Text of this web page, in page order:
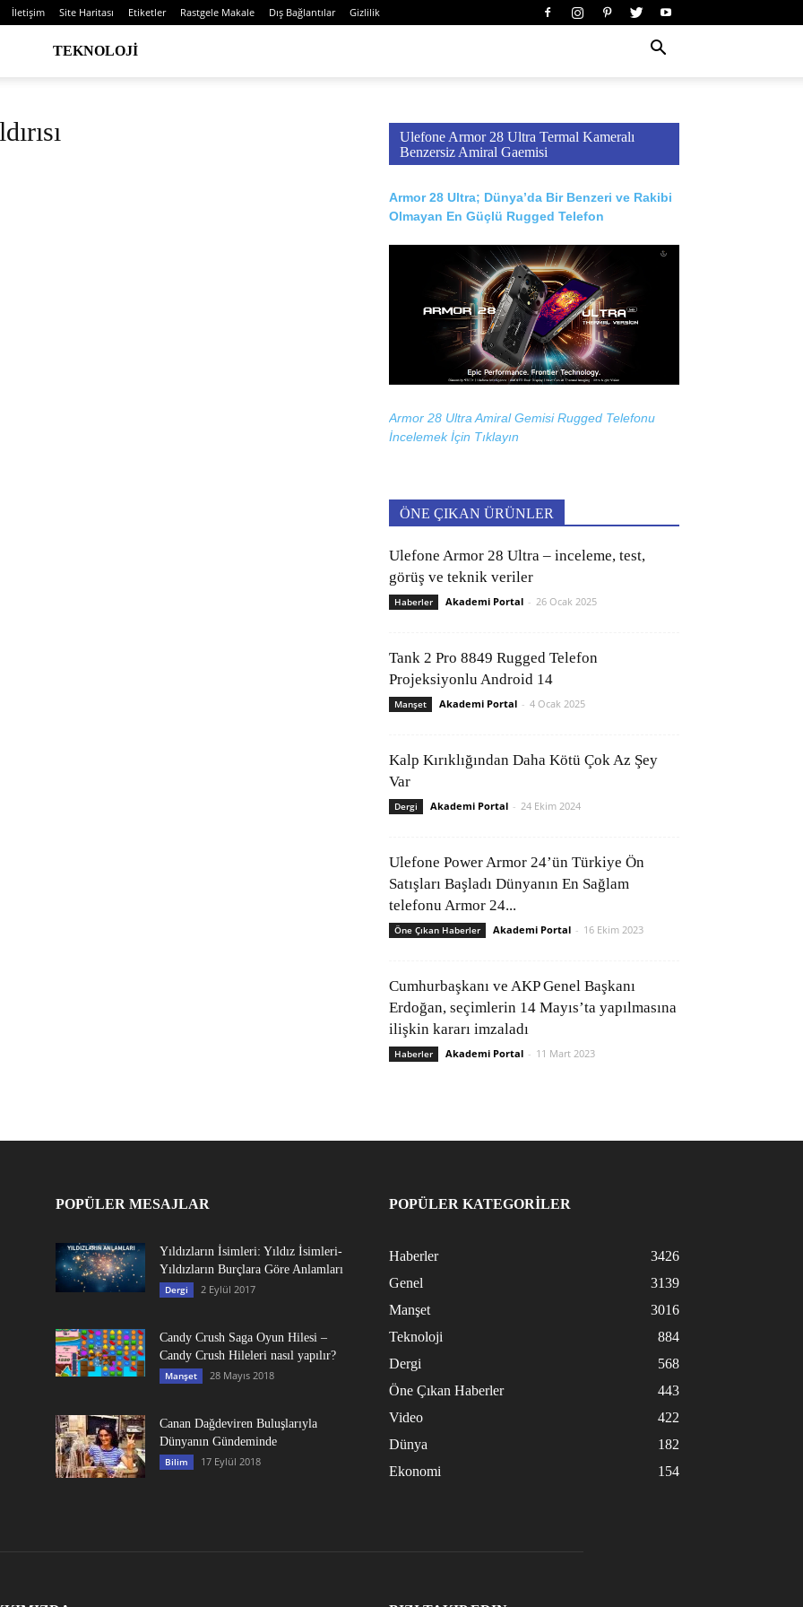
İletişim Site Haritası Etiketler Rastgele Makale Dış Bağlantılar Gizlilik
TEKNOLOJI
Ulefone Armor 28 Ultra Termal Kameralı
Benzersiz Amiral Gaemisi
Armor 28 Ultra; Dünya’da Bir Benzeri ve Rakibi
Olmayan En Güçlü Rugged Telefon
Armor 28 Ultra Amiral Gemisi Rugged Telefonu
İncelemek İçin Tıklayın
ÖNE ÇIKAN ÜRÜNLER
Ulefone Armor 28 Ultra – inceleme, test,
görüş ve teknik veriler
Haberler Akademi Portal - 26 Ocak 2025
Tank 2 Pro 8849 Rugged Telefon
Projeksiyonlu Android 14
Manşet Akademi Portal - 4 Ocak 2025
Kalp Kırıklığından Daha Kötü Çok Az Şey
Var
Dergi Akademi Portal - 24 Ekim 2024
Ulefone Power Armor 24’ün Türkiye Ön
Satışları Başladı Dünyanın En Sağlam
telefonu Armor 24...
Öne Çıkan Haberler Akademi Portal - 16 Ekim 2023
Cumhurbaşkanı ve AKP Genel Başkanı
Erdoğan, seçimlerin 14 Mayıs’ta yapılmasına
ilişkin kararı imzaladı
Haberler Akademi Portal - 11 Mart 2023
POPÜLER MESAJLAR
Yıldızların İsimleri: Yıldız İsimleri-
Yıldızların Burçlara Göre Anlamları
Dergi 2 Eylül 2017
Candy Crush Saga Oyun Hilesi –
Candy Crush Hileleri nasıl yapılır?
Manşet 28 Mayıs 2018
Canan Dağdeviren Buluşlarıyla
Dünyanın Gündeminde
Bilim 17 Eylül 2018
POPÜLER KATEGORİLER
Haberler
3426
Genel
3139
Manşet
3016
Teknoloji
884
Dergi
568
Öne Çıkan Haberler
443
Video
422
Dünya
182
Ekonomi
154